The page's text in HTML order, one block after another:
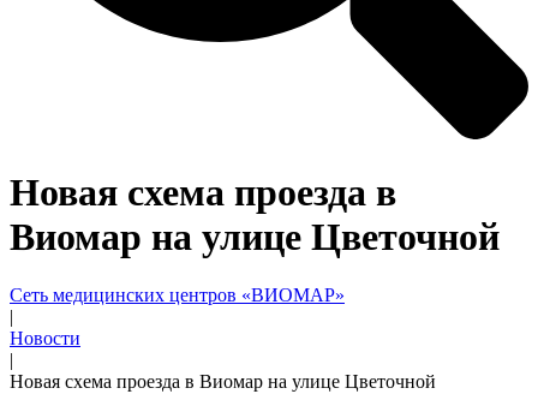
Новая схема проезда в
Виомар на улице Цветочной
Сеть медицинских центров «ВИОМАР»
|
Новости
|
Новая схема проезда в Виомар на улице Цветочной